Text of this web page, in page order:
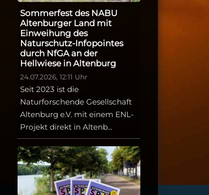
Sommerfest des NABU
Altenburger Land mit
Einweihung des
Naturschutz-Infopointes
durch NfGA an der
Hellwiese in Altenburg
24.07.2026, 12:11 Uhr
Seit 2023 ist die
Naturforschende Gesellschaft
Altenburg e.V. mit einem ENL-
Projekt direkt in Altenb...